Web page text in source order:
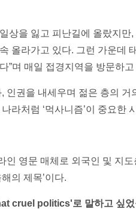
상을 잃고 피난길에 올랐지
올라가고 있다. 그런 가운데
”며 매일 접경지역을 방문하
인권을 내세우며 젊은 층의
라처럼 ‘먹사니즘’이 중요한
인 영문 매체로 외국인 및 지
의 제목’이다.
cruel politics'로 말하고 싶었